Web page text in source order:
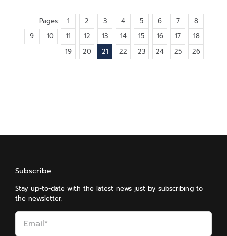
Pages: 1 2 3 4 5 6 7
8
9
10 11 12 13 14 15 16 17
18
19
20 21 22 23 24 25 26
Subscribe
Stay up-to-date with the latest news just by subscribing to
the newsletter.